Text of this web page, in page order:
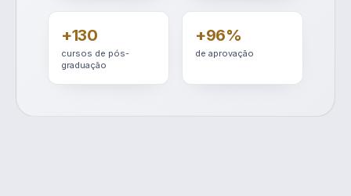
+130
cursos de pós-
graduação
+96%
de aprovação